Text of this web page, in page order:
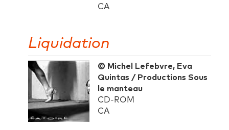
CA
Liquidation
© Michel Lefebvre, Eva
Quintas / Productions Sous
le manteau
CD-ROM
CA